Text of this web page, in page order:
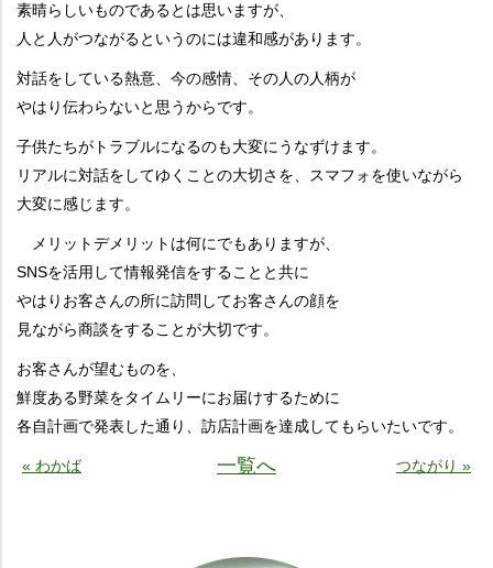
素晴らしいものであるとは思いますが、
人と人がつながるというのには違和感があります。
対話をしている熱意、今の感情、その人の人柄が
やはり伝わらないと思うからです。
子供たちがトラブルになるのも大変にうなずけます。
リアルに対話をしてゆくことの大切さを、スマフォを使いながら
大変に感じます。
メリットデメリットは何にでもありますが、
SNSを活用して情報発信をすることと共に
やはりお客さんの所に訪問してお客さんの顔を
見ながら商談をすることが大切です。
お客さんが望むものを、
鮮度ある野菜をタイムリーにお届けするために
各自計画で発表した通り、訪店計画を達成してもらいたいです。
« わかば 一覧へ つながり »